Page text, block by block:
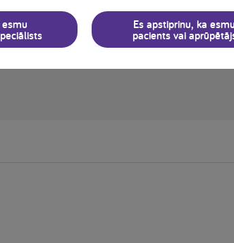
Pieaugušajiem Medicīnas
KATALOGS ENTERĀLĀS
Es apstiprinu, ka esmu
pacients vai